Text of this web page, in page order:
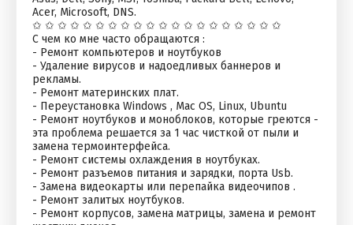
Acer, Microsoft, DNS.
✩ ✩ ✩ ✩ ✩ ✩ ✩ ✩ ✩ ✩ ✩ ✩ ✩ ✩ ✩ ✩ ✩ ✩ ✩ ✩
С чем ко мне часто обращаются :
- Ремонт компьютеров и ноутбуков
- Удаление вирусов и надоедливых баннеров и
рекламы.
- Ремонт материнских плат.
- Переустановка Windows , Mac OS, Linux, Ubuntu
- Ремонт ноутбуков и моноблоков, которые греются -
эта проблема решается за 1 час чисткой от пыли и
замена термоинтерфейса.
- Ремонт системы охлаждения в ноутбуках.
- Ремонт разъемов питания и зарядки, порта Usb.
- Замена видеокарты или перепайка видеочипов .
- Ремонт залитых ноутбуков.
- Ремонт корпусов, замена матрицы, замена и ремонт